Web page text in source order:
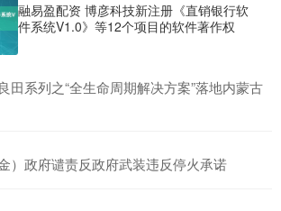
融易盈配资 博彦科技新注册《直销银行软
件系统V1.0》等12个项目的软件著作权
田系列之“全生命周期解决方案”落地内蒙古
）政府谴责反政府武装违反停火承诺